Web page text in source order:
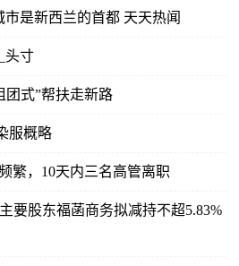
是新西兰的首都 天天热闻
头寸
团式”帮扶走新路
服概略
繁，10天内三名高管离职
要股东福菡商务拟减持不超5.83%